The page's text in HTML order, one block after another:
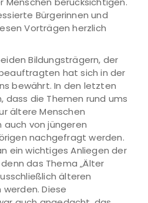
Bürgerinnen und
Vorträgen herzlich
Bildungsträgern, der
hat sich in der
bewährt. In den letzten
dass die Themen rund ums
ältere Menschen
auch von jüngeren
nachgefragt werden.
ein wichtiges Anliegen der
das Thema „Älter
älteren
Diese